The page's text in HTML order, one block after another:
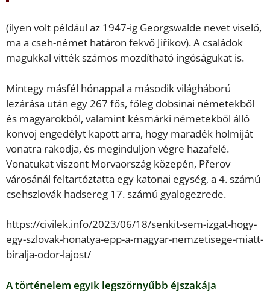
(ilyen volt például az 1947-ig Georgswalde nevet viselő,
ma a cseh-német határon fekvő Jiříkov). A családok
magukkal vitték számos mozdítható ingóságukat is.
Mintegy másfél hónappal a második világháború
lezárása után egy 267 fős, főleg dobsinai németekből
és magyarokból, valamint késmárki németekből álló
konvoj engedélyt kapott arra, hogy maradék holmiját
vonatra rakodja, és meginduljon végre hazafelé.
Vonatukat viszont Morvaország közepén, Přerov
városánál feltartóztatta egy katonai egység, a 4. számú
csehszlovák hadsereg 17. számú gyalogezrede.
https://civilek.info/2023/06/18/senkit-sem-izgat-hogy-
egy-szlovak-honatya-epp-a-magyar-nemzetisege-miatt-
biralja-odor-lajost/
A történelem egyik legszörnyűbb éjszakája